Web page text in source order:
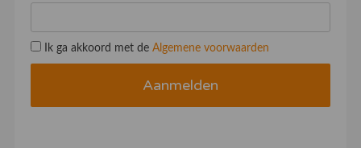
Ik ga akkoord met de Algemene voorwaarden